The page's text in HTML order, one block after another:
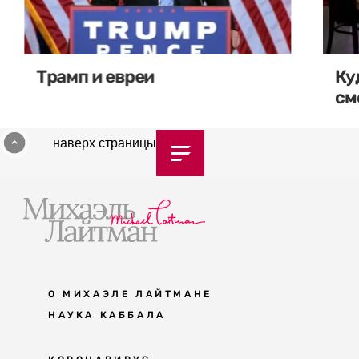
Трамп и евреи
наверх страницы
О МИХАЭЛЕ ЛАЙТМАНЕ
НАУКА КАББАЛА